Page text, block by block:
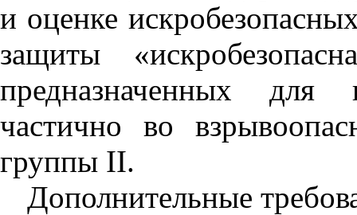
и оценке
защиты
предназначенных для
частично во
группы II.
Дополнительные